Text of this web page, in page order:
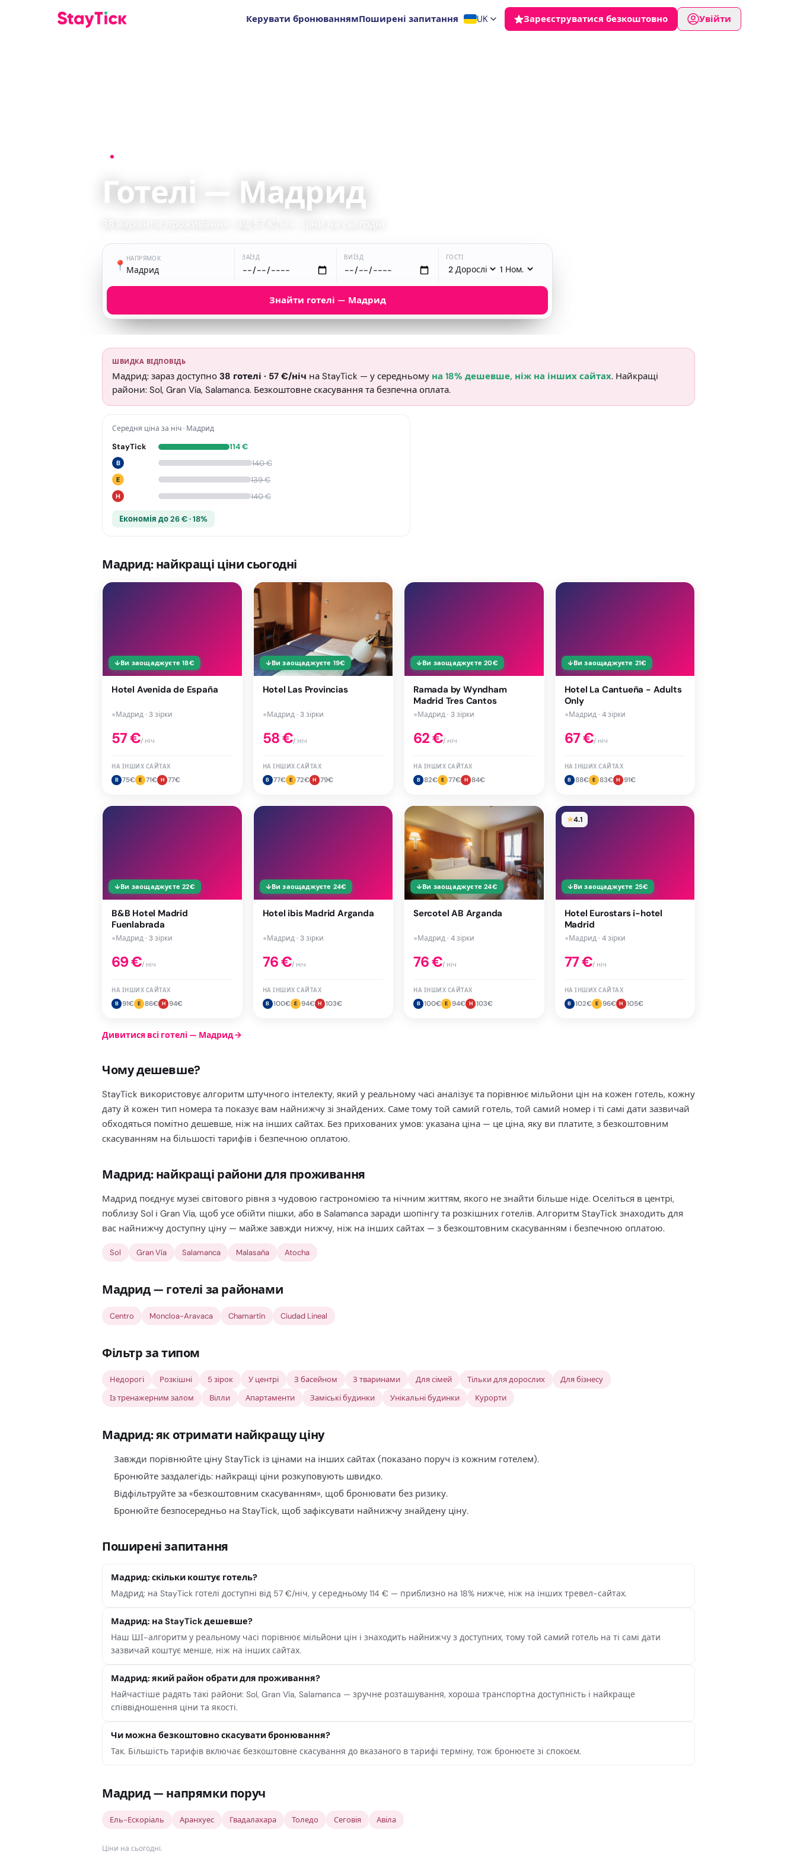
Керувати бронюваннямПоширені запитання UK Зареєструватися безкоштовно Увійти
Готелі — Мадрид
📍 НАПРЯМОК
Мадрид
ЗАЇЗД ВИЇЗД ГОСТІ
Знайти готелі — Мадрид
ШВИДКА ВІДПОВІДЬ
Мадрид: зараз доступно 38 готелі · 57 €/ніч на StayTick — у середньому на 18% дешевше, ніж на інших сайтах. Найкращі
райони: Sol, Gran Vía, Salamanca. Безкоштовне скасування та безпечна оплата.
Середня ціна за ніч· Мадрид
StayTick 114€
B 140€
E 139€
H 140€
Економія до 26 € · 18%
Мадрид: найкращі ціни сьогодні
↓Ви заощаджуєте 18€
Hotel Avenida de España
●Мадрид · 3 зірки
57€/ ніч
НА ІНШИХ САЙТАХ
B 75€ E 71€ H 77€
↓Ви заощаджуєте 19€
Hotel Las Provincias
●Мадрид · 3 зірки
58€/ ніч
НА ІНШИХ САЙТАХ
B 77€ E 72€ H 79€
↓Ви заощаджуєте 20€
Ramada by Wyndham
Madrid Tres Cantos
●Мадрид · 3 зірки
62€/ ніч
НА ІНШИХ САЙТАХ
B 82€ E 77€ H 84€
↓Ви заощаджуєте 21€
Hotel La Cantueña - Adults
Only
●Мадрид · 4 зірки
67€/ ніч
НА ІНШИХ САЙТАХ
B 88€ E 83€ H 91€
↓Ви заощаджуєте 22€
B&B Hotel Madrid
Fuenlabrada
●Мадрид · 3 зірки
69€/ ніч
НА ІНШИХ САЙТАХ
B 91€ E 86€ H 94€
↓Ви заощаджуєте 24€
Hotel ibis Madrid Arganda
●Мадрид · 3 зірки
76€/ ніч
НА ІНШИХ САЙТАХ
B 100€ E 94€ H 103€
↓Ви заощаджуєте 24€
Sercotel AB Arganda
●Мадрид · 4 зірки
76€/ ніч
НА ІНШИХ САЙТАХ
B 100€ E 94€ H 103€
★4.1
↓Ви заощаджуєте 25€
Hotel Eurostars i-hotel
Madrid
●Мадрид · 4 зірки
77€/ ніч
НА ІНШИХ САЙТАХ
B 102€ E 96€ H 105€
Дивитися всі готелі — Мадрид→
Чому дешевше?
StayTick використовує алгоритм штучного інтелекту, який у реальному часі аналізує та порівнює мільйони цін на кожен готель, кожну
дату й кожен тип номера та показує вам найнижчу зі знайдених. Саме тому той самий готель, той самий номер і ті самі дати зазвичай
обходяться помітно дешевше, ніж на інших сайтах. Без прихованих умов: указана ціна — це ціна, яку ви платите, з безкоштовним
скасуванням на більшості тарифів і безпечною оплатою.
Мадрид: найкращі райони для проживання
Мадрид поєднує музеї світового рівня з чудовою гастрономією та нічним життям, якого не знайти більше ніде. Оселіться в центрі,
поблизу Sol і Gran Vía, щоб усе обійти пішки, або в Salamanca заради шопінгу та розкішних готелів. Алгоритм StayTick знаходить для
вас найнижчу доступну ціну — майже завжди нижчу, ніж на інших сайтах — з безкоштовним скасуванням і безпечною оплатою.
Sol Gran Vía Salamanca Malasaña Atocha
Мадрид — готелі за районами
Centro Moncloa-Aravaca Chamartín Ciudad Lineal
Фільтр за типом
Недорогі Розкішні 5 зірок У центрі З басейном З тваринами Для сімей Тільки для дорослих
Для бізнесу
Із тренажерним залом
Вілли Апартаменти Заміські будинки Унікальні будинки Курорти
Мадрид: як отримати найкращу ціну
Завжди порівнюйте ціну StayTick із цінами на інших сайтах (показано поруч із кожним готелем).
Бронюйте заздалегідь: найкращі ціни розкуповують швидко.
Відфільтруйте за «безкоштовним скасуванням», щоб бронювати без ризику.
Бронюйте безпосередньо на StayTick, щоб зафіксувати найнижчу знайдену ціну.
Поширені запитання
Мадрид: скільки коштує готель?
Мадрид: на StayTick готелі доступні від 57 €/ніч, у середньому 114 € — приблизно на 18% нижче, ніж на інших тревел-сайтах.
Мадрид: на StayTick дешевше?
Наш ШІ-алгоритм у реальному часі порівнює мільйони цін і знаходить найнижчу з доступних, тому той самий готель на ті самі дати
зазвичай коштує менше, ніж на інших сайтах.
Мадрид: який район обрати для проживання?
Найчастіше радять такі райони: Sol, Gran Vía, Salamanca — зручне розташування, хороша транспортна доступність і найкраще
співвідношення ціни та якості.
Чи можна безкоштовно скасувати бронювання?
Так. Більшість тарифів включає безкоштовне скасування до вказаного в тарифі терміну, тож бронюєте зі спокоєм.
Мадрид — напрямки поруч
Ель-Ескоріаль Аранхуес Гвадалахара Толедо Сеговія Авіла
Ціни на сьогодні.